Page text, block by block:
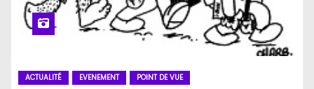
ACTUALITÉ EVENEMENT POINT DE VUE